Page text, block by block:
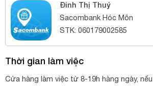
Đinh Thị Thuý
Sacombank Hóc Môn
STK: 060179002585
Thời gian làm việc
Cửa hàng làm việc từ 8-19h hàng ngày,